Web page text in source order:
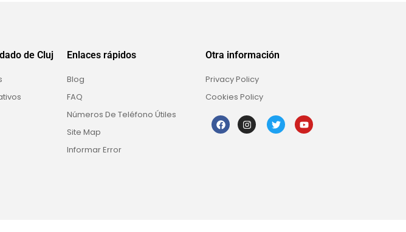
de Cluj Enlaces rápidos
Blog
FAQ
Números De Teléfono Útiles
Site Map
Informar Error
Otra información
Privacy Policy
Cookies Policy